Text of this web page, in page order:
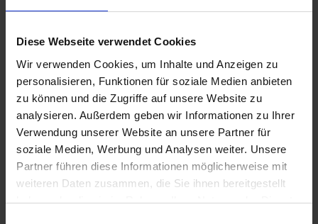
Diese Webseite verwendet Cookies
Wir verwenden Cookies, um Inhalte und Anzeigen zu
personalisieren, Funktionen für soziale Medien anbieten
zu können und die Zugriffe auf unsere Website zu
analysieren. Außerdem geben wir Informationen zu Ihrer
Verwendung unserer Website an unsere Partner für
soziale Medien, Werbung und Analysen weiter. Unsere
Partner führen diese Informationen möglicherweise mit
weiteren Daten zusammen, die Sie ihnen bereitgestellt
haben oder die sie im Rahmen Ihrer Nutzung der Dienste
Please inform me as soon as the product is
I have read thedata protection information.
€398.00
plus shipping costs
Remember Comment
part no.: 5255221X